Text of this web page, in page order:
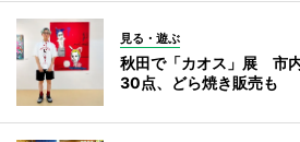
見る・遊ぶ
秋田で「カオス」展 市
30点、どら焼き販売も